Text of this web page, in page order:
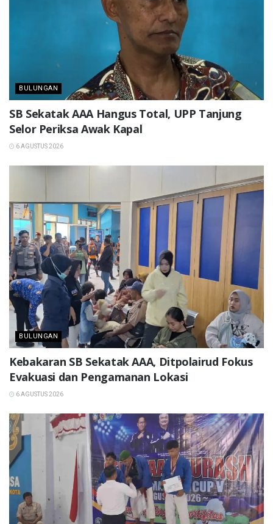
BULUNGAN
SB Sekatak AAA Hangus Total, UPP Tanjung
Selor Periksa Awak Kapal
6 AGUSTUS 2026
BULUNGAN
Kebakaran SB Sekatak AAA, Ditpolairud Fokus
Evakuasi dan Pengamanan Lokasi
6 AGUSTUS 2026